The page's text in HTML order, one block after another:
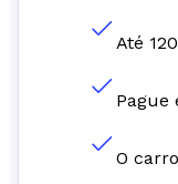
Até
Pague
O